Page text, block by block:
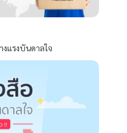
แรงบันดาลใจ